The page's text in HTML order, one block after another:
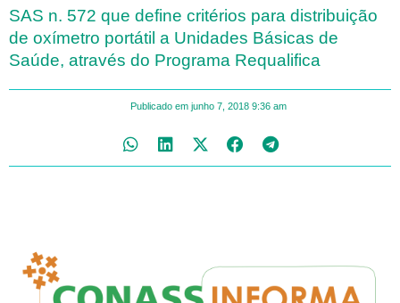
SAS n. 572 que define critérios para distribuição
de oxímetro portátil a Unidades Básicas de
Saúde, através do Programa Requalifica
Publicado em junho 7, 2018 9:36 am